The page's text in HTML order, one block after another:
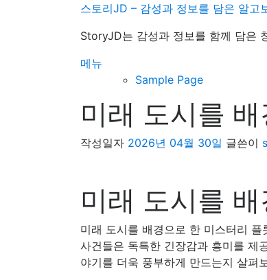
스토리JD – 감성과 정보를 담은 알고
StoryJD는 감성과 정보를 함께 담은
메뉴
Sample Page
미래 도시를
작성일자 2026년 04월 30일 글쓴이
미래 도시를
미래 도시를 배경으로 한 미스터리
사건들은 독특한 긴장감과 흥미를 제
야기를 더욱 풍부하게 만드는지 살펴